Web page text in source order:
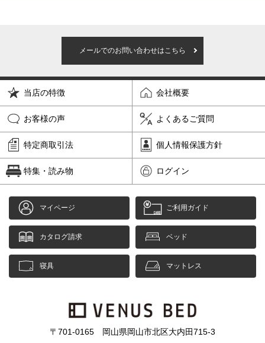
メールでのお問い合わせはこちら
当店の特徴 会社概要
お客様の声 よくあるご質問
特定商取引法 個人情報保護方針
特集・読み物 ログイン
マイページ ご利用ガイド
カタログ請求 ベッド
寝具 マットレス
〒701-0165 岡山県岡山市北区大内田715-3